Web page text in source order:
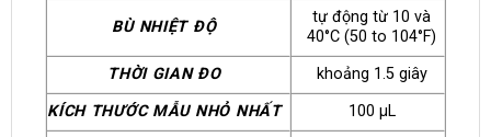
BÙ NHIỆT ĐỘ
tự động từ 10 và
40°C (50 to 104°F)
THỜI GIAN ĐO
khoảng 1.5 giây
KÍCH THƯỚC MẪU NHỎ NHẤT
100 μL